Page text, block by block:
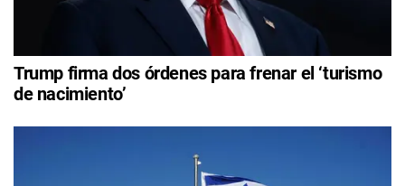
Trump firma dos órdenes para frenar el ‘turismo
de nacimiento’